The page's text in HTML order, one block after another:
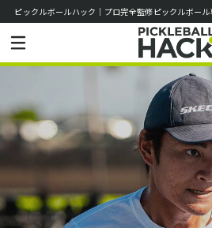
ピックルボールハック｜プロ完全監修ピックルボール